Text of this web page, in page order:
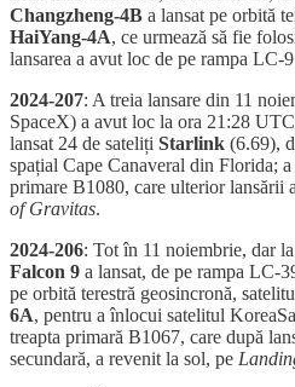
Changzheng-4B a lansat pe orbită
HaiYang-4A, ce urmează să fie
lansarea a avut loc de pe rampa LC-
2024-207: A treia lansare din 11
SpaceX) a avut loc la ora 21:28
lansat 24 de sateliți Starlink (6.69),
spațial Cape Canaveral din Florida;
primare B1080, care ulterior lansării
of Gravitas.
2024-206: Tot în 11 noiembrie, dar
Falcon 9 a lansat, de pe rampa LC-
pe orbită terestră geosincronă,
6A, pentru a înlocui satelitul
treapta primară B1067, care după
secundară, a revenit la sol, pe